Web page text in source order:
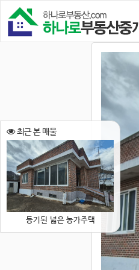
최근 본 매물
등기된 넓은 농가주택